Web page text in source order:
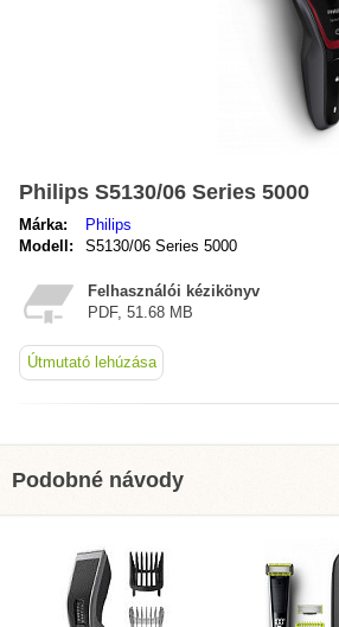
Philips S5130/06 Series 5000
Márka:
Philips
Modell:
S5130/06 Series 5000
Felhasználói kézikönyv
PDF, 51.68 MB
Útmutató lehúzása
Podobné návody